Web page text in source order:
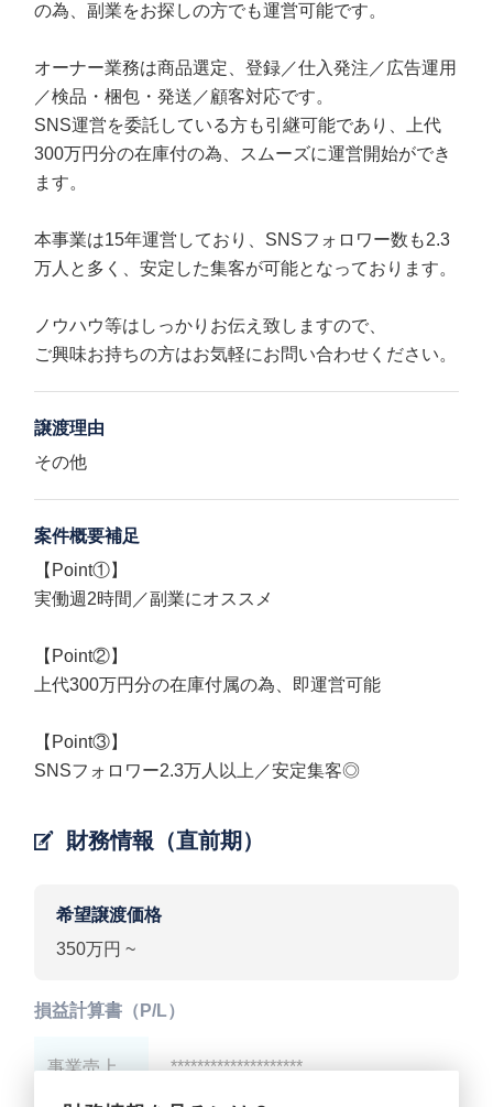
の為、副業をお探しの方でも運営可能です。
オーナー業務は商品選定、登録／仕入発注／広告運用
／検品・梱包・発送／顧客対応です。
SNS運営を委託している方も引継可能であり、上代
300万円分の在庫付の為、スムーズに運営開始ができ
ます。
本事業は15年運営しており、SNSフォロワー数も2.3
万人と多く、安定した集客が可能となっております。
ノウハウ等はしっかりお伝え致しますので、
ご興味お持ちの方はお気軽にお問い合わせください。
譲渡理由
その他
案件概要補足
【Point①】
実働週2時間／副業にオススメ
【Point②】
上代300万円分の在庫付属の為、即運営可能
【Point③】
SNSフォロワー2.3万人以上／安定集客◎
財務情報（直前期）
希望譲渡価格
350万円 ~
損益計算書（P/L）
事業売上 ********************